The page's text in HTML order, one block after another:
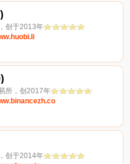
创于2013年
所，创2017年
创于2014年